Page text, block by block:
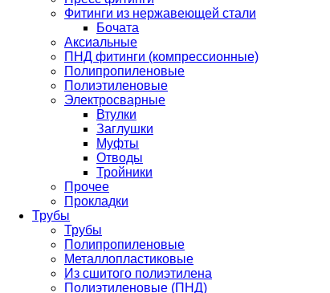
Фитинги из нержавеющей стали
Бочата
Аксиальные
ПНД фитинги (компрессионные)
Полипропиленовые
Полиэтиленовые
Электросварные
Втулки
Заглушки
Муфты
Отводы
Тройники
Прочее
Прокладки
Трубы
Трубы
Полипропиленовые
Металлопластиковые
Из сшитого полиэтилена
Полиэтиленовые (ПНД)